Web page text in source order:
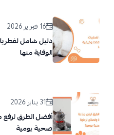
16 فبراير 2026
دليل شامل
الوقاية منها
31 يناير 2026
أفضل الطرق لرفع
صحية يومية